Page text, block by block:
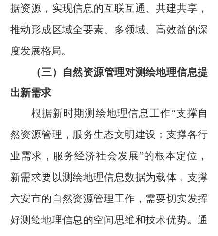
据资源，实现信息的互联互通、共建共享，
推动形成区域全要素、多领域、高效益的深
度发展格局。
（三）自然资源管理对测绘地理信息提
出新需求
根据新时期测绘地理信息工作“支撑自
然资源管理，服务生态文明建设；支撑各行
业需求，服务经济社会发展”的根本定位，
新需求要以测绘地理信息数据为载体，支撑
六安市的自然资源管理工作，需要切实发挥
好测绘地理信息的空间思维和技术优势。通